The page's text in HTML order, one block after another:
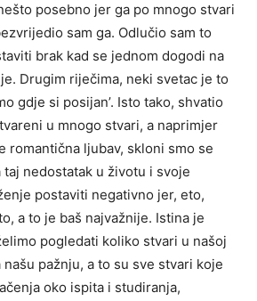
posebno jer ga po mnogo stvari
sam ga. Odlučio sam to
brak kad se jednom dogodi na
Drugim riječima, neki svetac je to
gdje si posijan’. Isto tako, shvatio
u mnogo stvari, a naprimjer
romantična ljubav, skloni smo se
nedostatak u životu i svoje
postaviti negativno jer, eto,
a to je baš najvažnije. Istina je
pogledati koliko stvari u našoj
pažnju, a to su sve stvari koje
oko ispita i studiranja,